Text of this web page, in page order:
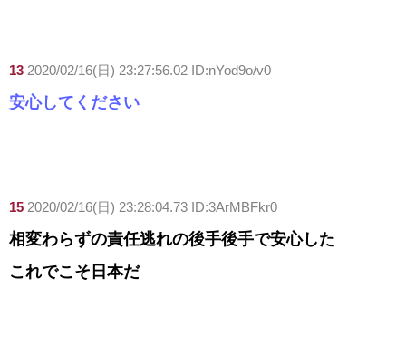
13 2020/02/16(日) 23:27:56.02 ID:nYod9o/v0
安心してください
15 2020/02/16(日) 23:28:04.73 ID:3ArMBFkr0
相変わらずの責任逃れの後手後手で安心した
これでこそ日本だ